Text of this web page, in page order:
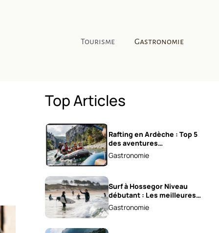
Tourisme Gastronomie
Top Articles
Rafting en Ardèche : Top 5
des aventures
incontournables !
Gastronomie
Surf à Hossegor Niveau
débutant : Les meilleures
écoles !
Gastronomie